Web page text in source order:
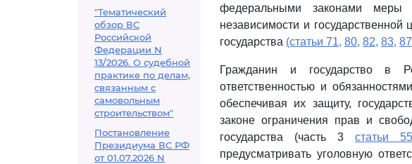
"Тематический
обзор ВС
Российской
Федерации N
13/2026. О судебной
практике по делам,
связанным с
самовольным
строительством"
Постановление
Президиума ВС РФ
от 01.07.2026 N
федеральными законами меры
независимости и
государства (статьи 71, 80, 82, 83,
Гражданин и государство в
ответственностью и
обеспечивая их защиту,
законе ограничения прав и
государства (часть 3 статьи 55
предусматривать уголовную